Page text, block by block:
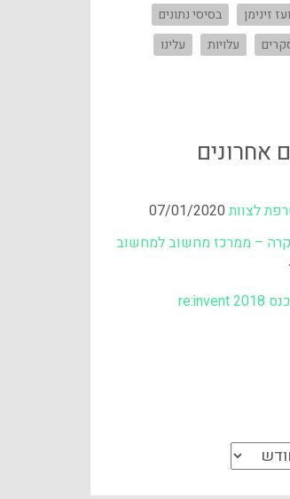
זינימן
בסיסי נתונים
עלויות
עלינו
אחרונים
לצוות07/01/2020
מקרה – ממרכז מחשוב למחשוב